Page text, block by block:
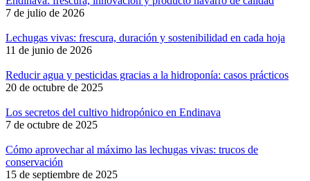
7 de julio de 2026
Lechugas vivas: frescura, duración y sostenibilidad en cada hoja
11 de junio de 2026
Reducir agua y pesticidas gracias a la hidroponía: casos prácticos
20 de octubre de 2025
Los secretos del cultivo hidropónico en Endinava
7 de octubre de 2025
Cómo aprovechar al máximo las lechugas vivas: trucos de
conservación
15 de septiembre de 2025